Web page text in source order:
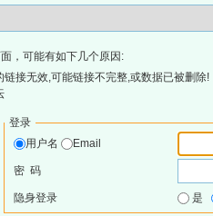
，可能有如下几个原因:
接无效,可能链接不完整,或数据已被删除!
登录
用户名
Email
密 码
隐身登录 是